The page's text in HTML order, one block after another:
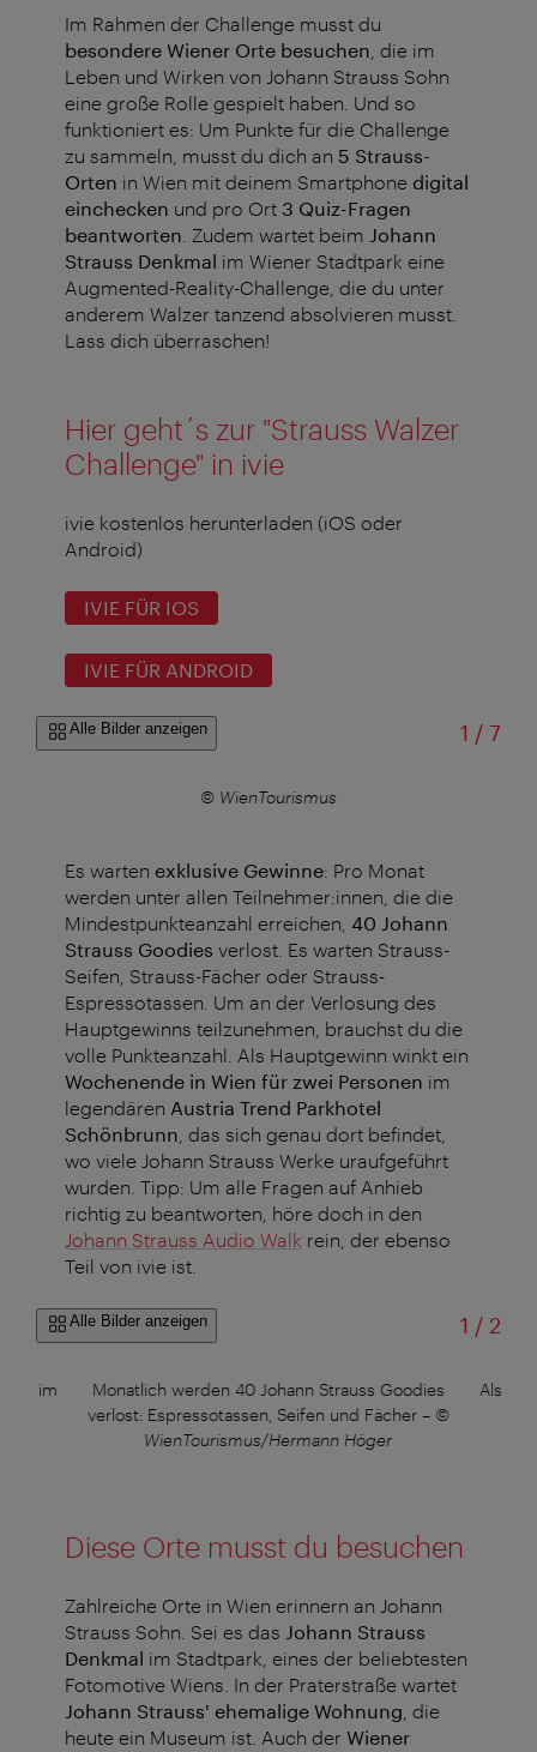
Im Rahmen der Challenge musst du
besondere Wiener Orte besuchen , die im
Leben und Wirken von Johann Strauss Sohn
eine große Rolle gespielt haben. Und so
funktioniert es: Um Punkte für die Challenge
zu sammeln, musst du dich an 5 Strauss-
Orten in Wien mit deinem Smartphone digital
einchecken und pro Ort 3 Quiz-Fragen
beantworten . Zudem wartet beim Johann
Strauss Denkmal im Wiener Stadtpark eine
Augmented-Reality-Challenge, die du unter
anderem Walzer tanzend absolvieren musst.
Lass dich überraschen!
Hier geht´s zur "Strauss Walzer
Challenge" in ivie
ivie kostenlos herunterladen (iOS oder
Android)
IVIE FÜR IOS
IVIE FÜR ANDROID
Alle Bilder anzeigen 1 /von
7
© WienTourismus
Es warten exklusive Gewinne: Pro Monat
werden unter allen Teilnehmer:innen, die die
Mindestpunkteanzahl erreichen, 40 Johann
Strauss Goodies verlost. Es warten Strauss-
Seifen, Strauss-Fächer oder Strauss-
Espressotassen. Um an der Verlosung des
Hauptgewinns teilzunehmen, brauchst du die
volle Punkteanzahl. Als Hauptgewinn winkt ein
Wochenende in Wien für zwei Personen im
legendären Austria Trend Parkhotel
Schönbrunn , das sich genau dort befindet,
wo viele Johann Strauss Werke uraufgeführt
wurden. Tipp: Um alle Fragen auf Anhieb
richtig zu beantworten, höre doch in den
Johann Strauss Audio Walk rein, der ebenso
Teil von ivie ist.
Alle Bilder anzeigen 1 /von
2
im
Monatlich werden 40 Johann Strauss Goodies
verlost: Espressotassen, Seifen und Fächer– ©
WienTourismus/Hermann Höger
Als
Diese Orte musst du besuchen
Zahlreiche Orte in Wien erinnern an Johann
Strauss Sohn. Sei es das Johann Strauss
Denkmal im Stadtpark, eines der beliebtesten
Fotomotive Wiens. In der Praterstraße wartet
Johann Strauss' ehemalige Wohnung , die
heute ein Museum ist. Auch der Wiener